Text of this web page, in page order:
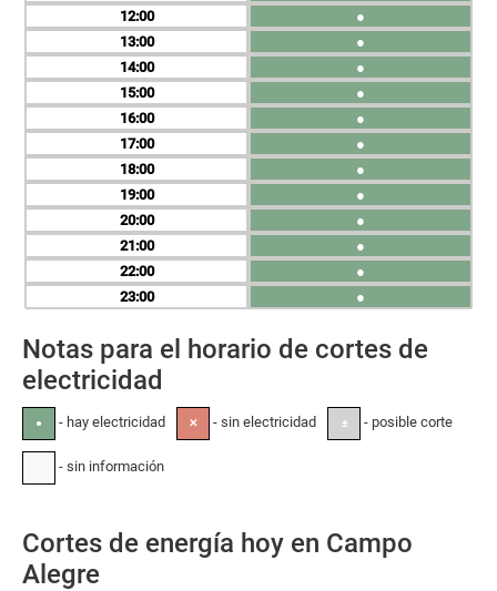
12
13
14
15
16
17
18
19
20
21
22
23
●
●
●
●
●
●
●
●
●
●
●
●
Notas para el horario de cortes de
electricidad
● - hay electricidad ✕ - sin electricidad ± - posible corte
- sin información
Cortes de energía hoy en Campo
Alegre